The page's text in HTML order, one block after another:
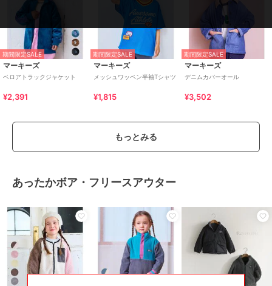
期間限定SALE
マーキーズ
ベロアトラックジャケット
¥2,391
期間限定SALE
マーキーズ
メッシュワッペン半袖Tシャツ
¥1,815
期間限定SALE
マーキーズ
デニムカバーオール
¥3,502
もっとみる
あったかボア・フリースアウター